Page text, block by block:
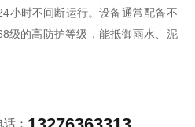
小时不间断运行。设备通常配备不
级的高防护等级，能抵御雨水、泥
程大坝、水库、堤防的渗流安全监
：